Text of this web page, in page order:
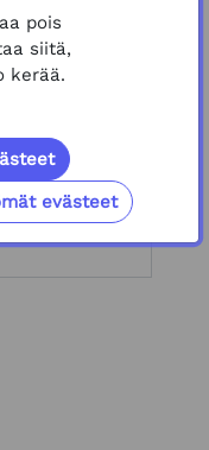
paketti
pois
siitä,
kerää.
evästeet